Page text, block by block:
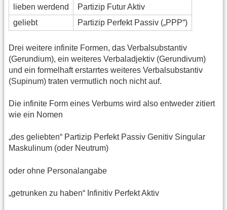
lieben werdend
Partizip Futur Aktiv
geliebt
Partizip Perfekt Passiv („PPP“)
Drei weitere infinite Formen, das Verbalsubstantiv
(Gerundium), ein weiteres Verbaladjektiv (Gerundivum)
und ein formelhaft erstarrtes weiteres Verbalsubstantiv
(Supinum) traten vermutlich noch nicht auf.
Die infinite Form eines Verbums wird also entweder zitiert
wie ein Nomen
„des geliebten“ Partizip Perfekt Passiv Genitiv Singular
Maskulinum (oder Neutrum)
oder ohne Personalangabe
„getrunken zu haben“ Infinitiv Perfekt Aktiv